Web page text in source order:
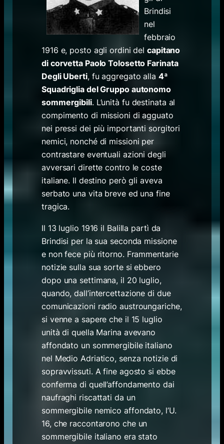
Brindisi
nel
febbraio
1916 e, posto agli ordini delcapitano
di corvetta Paolo Tolosetto Farinata
Degli Uberti,fu aggregato alla 4ª
Squadriglia del Gruppo autonomo
sommergibili.L’unità fu destinata al
compimento di missioni di agguato
nei pressi dei più importanti sorgitori
nemici, nonché di missioni per
contrastare eventuali azioni degli
avversari dirette contro le coste
italiane. Il destino però gli aveva
serbato una vita breve ed una fine
tragica.
Il 13 luglio 1916 il Balilla partì da
Brindisi per la sua seconda missione
e non fece più ritorno. Frammentarie
notizie sulla sua sorte si ebbero
dopo una settimana, il 20 luglio,
quando, dall’intercettazione di due
comunicazioni radio austroungariche,
si venne a sapere che il 15 luglio
unità di quella Marina avevano
affondato un sommergibile italiano
nel Medio Adriatico, senza notizie di
sopravvissuti. A fine agosto si ebbe
conferma di quell’affondamento dai
naufraghi riscattati da un
sommergibile nemico affondato, l’U.
16, che raccontarono che un
sommergibile italiano era stato